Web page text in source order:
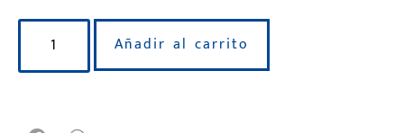
Añadir al carrito